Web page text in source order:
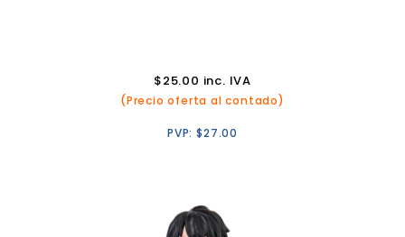
$25.00 inc. IVA
(Precio oferta al contado)
PVP:$27.00